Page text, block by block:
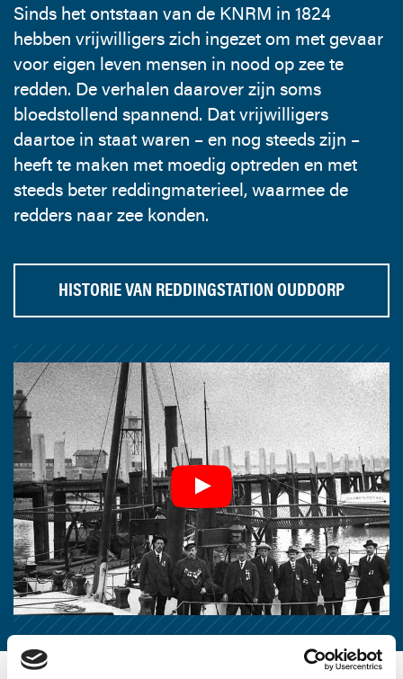
Sinds het ontstaan van de KNRM in 1824
hebben vrijwilligers zich ingezet om met gevaar
voor eigen leven mensen in nood op zee te
redden. De verhalen daarover zijn soms
bloedstollend spannend. Dat vrijwilligers
daartoe in staat waren – en nog steeds zijn –
heeft te maken met moedig optreden en met
steeds beter reddingmaterieel, waarmee de
redders naar zee konden.
HISTORIE VAN REDDINGSTATION OUDDORP